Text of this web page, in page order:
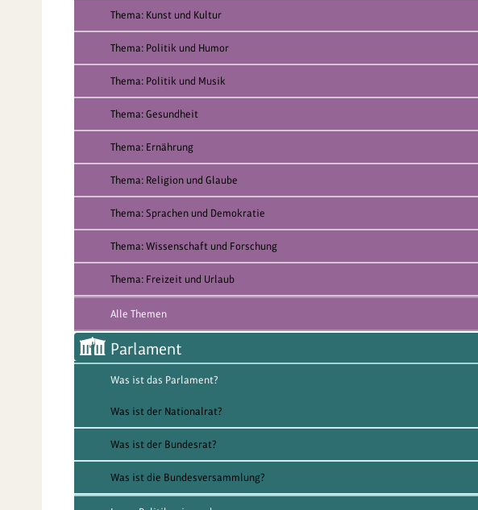
Thema: Kunst und Kultur
Thema: Politik und Humor
Thema: Politik und Musik
Thema: Gesundheit
Thema: Ernährung
Thema: Religion und Glaube
Thema: Sprachen und Demokratie
Thema: Wissenschaft und Forschung
Thema: Freizeit und Urlaub
Alle Themen
Parlament
Was ist das Parlament?
Was ist der Nationalrat?
Was ist der Bundesrat?
Was ist die Bundesversammlung?